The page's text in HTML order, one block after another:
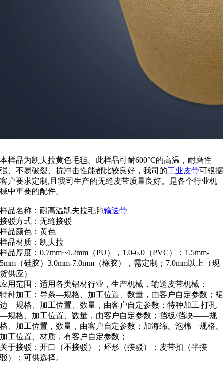
本样品为凯夫拉黄色毛毡。此样品可耐600°C的高温，耐磨性
强、不易破裂、抗冲击性能都比较良好，我司的工业皮带可根据
客户要求定制,且我司生产的无缝皮带质量良好。是各个行业机
械中重要的配件。
样品名称：耐高温凯夫拉毛毡输送带
接驳方式：无缝接驳
样品颜色：黄色
样品材质：凯夫拉
样品厚度：0.7mm~4.2mm（PU），1.0-6.0（PVC）；1.5mm-
5mm（硅胶）3.0mm-7.0mm（橡胶），需定制；7.0mm以上（现
货供应）
应用范围：适用各类铝材行业，生产机械，输送皮带机械；
特种加工：导条—规格、加工位置、数量，由客户自定参数；裙
边—规格、加工位置、数量，由客户自定参数；特种加工|打孔
—规格、加工位置、数量，由客户自定参数；挡板/挡块——规
格、加工位置，数量，由客户自定参数；加海绵、泡棉—规格、
加工位置、材质，有客户自定参数；
关于接驳：开口（不接驳）；环形（接驳）；皮带扣（半接
驳）；可供选择。